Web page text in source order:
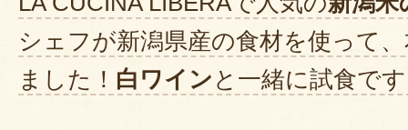
シェフが新潟県産の食材を使って
ました！ 白ワイン と一緒に試食で